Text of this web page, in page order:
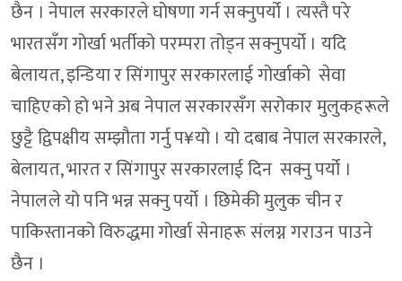
छैन । नेपाल सरकारले घोषणा गर्न सक्नुपर्यो । त्यस्तै परे
भारतसँग गोर्खा भर्तीको परम्परा तोड्न सक्नुपर्यो । यदि
बेलायत, इन्डिया र सिंगापुर सरकारलाई गोर्खाको सेवा
चाहिएको हो भने अब नेपाल सरकारसँग सरोकार मुलुकहरूले
छुट्टै द्विपक्षीय सम्झौता गर्नु प¥यो । यो दबाब नेपाल सरकारले,
बेलायत, भारत र सिंगापुर सरकारलाई दिन सक्नु पर्यो ।
नेपालले यो पनि भन्न सक्नु पर्यो । छिमेकी मुलुक चीन र
पाकिस्तानको विरुद्धमा गोर्खा सेनाहरू संलग्न गराउन पाउने
छैन ।